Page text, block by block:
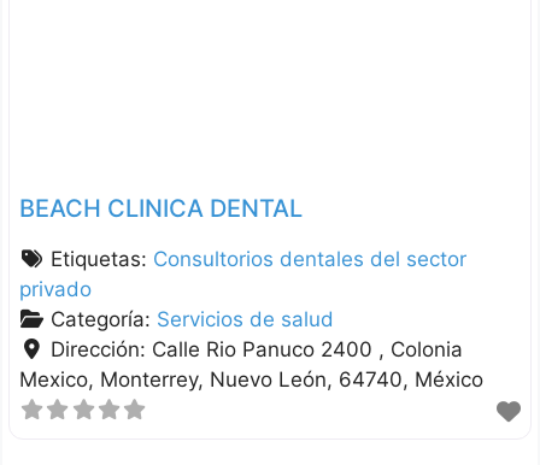
BEACH CLINICA DENTAL
Etiquetas: Consultorios dentales del sector
privado
Categoría: Servicios de salud
Dirección: Calle Rio Panuco 2400 , Colonia
Mexico Monterrey Nuevo León 64740 México